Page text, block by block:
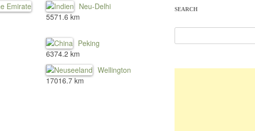
Neu-Delhi
5571.6 km
Peking
6374.2 km
Wellington
17016.7 km
SEARCH
u
h